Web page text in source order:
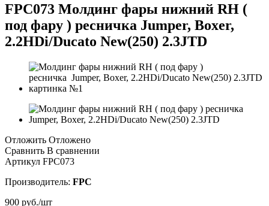
FPC073 Молдинг фары нижний RH (
под фару ) ресничка Jumper, Boxer,
2.2HDi/Ducato New(250) 2.3JTD
Отложить Отложено
Сравнить В сравнении
Артикул FPC073
Производитель: FPC
900 руб./шт